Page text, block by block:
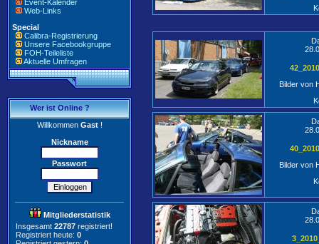
Event-Kalender
Web-Links
Special
Calibra-Registrierung
Unsere Facebookgruppe
FOH-Teileliste
Aktuelle Umfragen
Wer ist Online ?
WillkommenGast!
Nickname
Passwort
Mitgliederstatistik
Insgesamt 22787 registriert!
Registriert heute: 0
Bilder von
Bilder von